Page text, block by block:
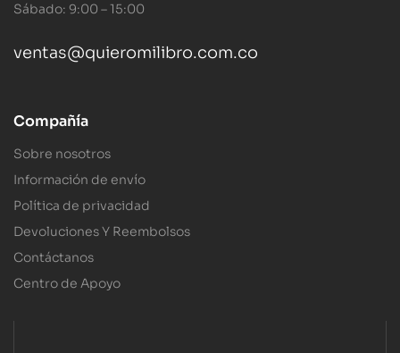
Sábado: 9:00 – 15:00
ventas@quieromilibro.com.co
Compañía
Sobre nosotros
Información de envío
Política de privacidad
Devoluciones Y Reembolsos
Contáctanos
Centro de Apoyo